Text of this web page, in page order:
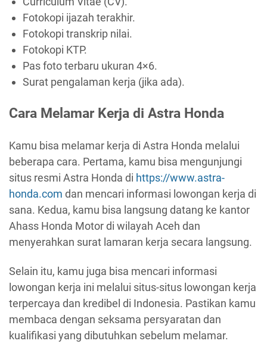
Fotokopi ijazah terakhir.
Fotokopi transkrip nilai.
Fotokopi KTP.
Pas foto terbaru ukuran 4×6.
Surat pengalaman kerja (jika ada).
Cara Melamar Kerja di Astra Honda
Kamu bisa melamar kerja di Astra Honda melalui
beberapa cara. Pertama, kamu bisa mengunjungi
situs resmi Astra Honda di https://www.astra-
honda.com dan mencari informasi lowongan kerja di
sana. Kedua, kamu bisa langsung datang ke kantor
Ahass Honda Motor di wilayah Aceh dan
menyerahkan surat lamaran kerja secara langsung.
Selain itu, kamu juga bisa mencari informasi
lowongan kerja ini melalui situs-situs lowongan kerja
terpercaya dan kredibel di Indonesia. Pastikan kamu
membaca dengan seksama persyaratan dan
kualifikasi yang dibutuhkan sebelum melamar.